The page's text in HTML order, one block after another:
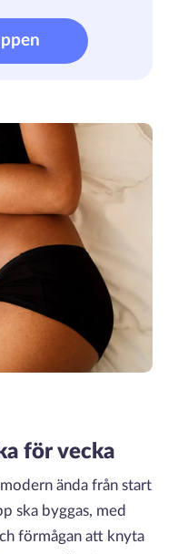
för vecka
ända från start
ska byggas, med
förmågan att knyta